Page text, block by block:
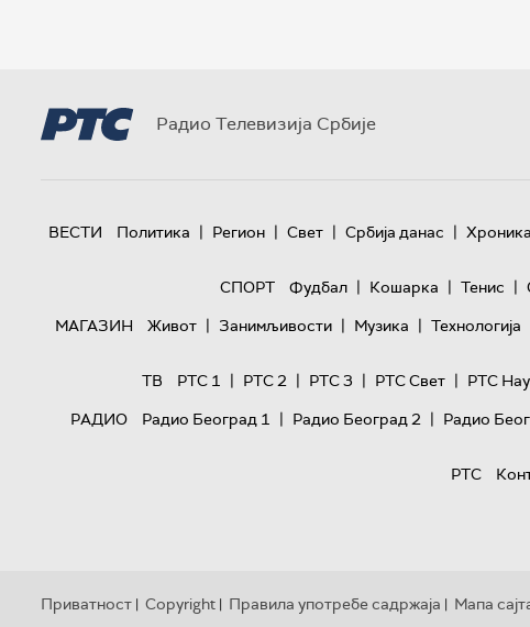
Радио Телевизија Србије
ВЕСТИ Политика | Регион | Свет | Србија данас | Хроника
СПОРТ
Фудбал | Кошарка | Тенис |
МАГАЗИН
Живот | Занимљивости | Музика | Технологијa
ТВ
РТС 1 | РТС 2 | РТС 3 | РТС Свет | РТС
РАДИО
Радио Београд 1 | Радио Београд 2 | Радио
РТС
Приватност | Copyright | Правила употребе садржаја | Мапа